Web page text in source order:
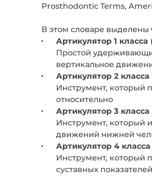
Prosthodontic Terms,
В этом словаре выделены
Артикулятор 1
Простой
вертикальное
Артикулятор 2 класса
Инструмент, который
относительно
Артикулятор 3
Инструмент, который
движений нижней
Артикулятор 4
Инструмент, который
суставных